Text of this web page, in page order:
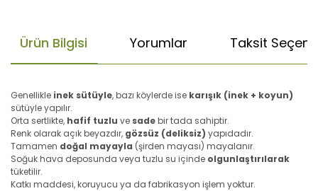
Ürün Bilgisi Yorumlar Taksit
Genellikle inek sütüyle, bazı köylerde ise karışık (inek + koyun)
sütüyle yapılır.
Orta sertlikte, hafif tuzlu ve sadebir tada sahiptir.
Renk olarak açık beyazdır, gözsüz (deliksiz) yapıdadır.
Tamamen doğal mayayla (şirden mayası) mayalanır.
Soğuk hava deposunda veya tuzlu su içinde olgunlaştırılarak
tüketilir.
Katkı maddesi, koruyucu ya da fabrikasyon işlem yoktur.